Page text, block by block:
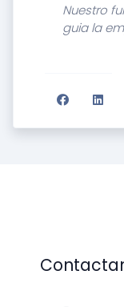
Nuestro
guia la